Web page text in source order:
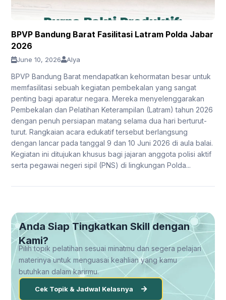
BPVP Bandung Barat Fasilitasi Latram Polda Jabar
2026
June 10, 2026 Alya
BPVP Bandung Barat mendapatkan kehormatan besar untuk
memfasilitasi sebuah kegiatan pembekalan yang sangat
penting bagi aparatur negara. Mereka menyelenggarakan
Pembekalan dan Pelatihan Keterampilan (Latram) tahun 2026
dengan penuh persiapan matang selama dua hari berturut-
turut. Rangkaian acara edukatif tersebut berlangsung
dengan lancar pada tanggal 9 dan 10 Juni 2026 di aula balai.
Kegiatan ini ditujukan khusus bagi jajaran anggota polisi aktif
serta pegawai negeri sipil (PNS) di lingkungan Polda...
Anda Siap Tingkatkan Skill dengan
Kami?
Pilih topik pelatihan sesuai minatmu dan segera pelajari
materinya untuk menguasai keahlian yang kamu
butuhkan dalam karirmu.
Cek Topik & Jadwal Kelasnya